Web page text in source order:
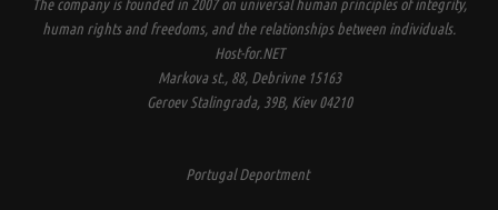
The company is founded in 2007 on universal human principles of integrity,
human rights and freedoms, and the relationships between individuals.
Host-for.NET
Markova st., 88, Debrivne 15163
Geroev Stalingrada, 39B, Kiev 04210
Portugal Deportment